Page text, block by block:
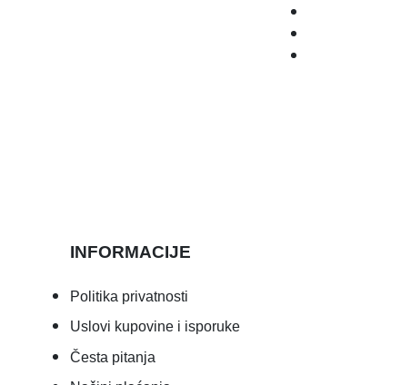
INFORMACIJE
Politika privatnosti
Uslovi kupovine i isporuke
Česta pitanja